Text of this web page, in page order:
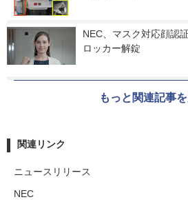
NEC、マスク対応顔認
ロッカー解錠
もっと関連記事
関連リンク
ニュースリリース
NEC